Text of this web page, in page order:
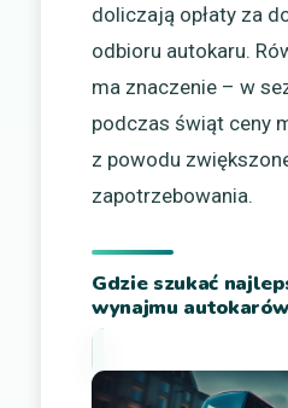
doliczają opłaty za
odbioru autokaru.
ma znaczenie – w
podczas świąt ceny
z powodu
zapotrzebowania.
Gdzie szukać
wynajmu